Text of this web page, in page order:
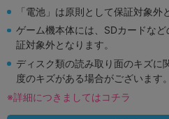
「電池」は原則として保証対象外
ゲーム機本体には、SDカードな
証対象外となります。
ディスク類の読み取り面のキズに
度のキズがある場合がございます。
※詳細につきましてはコチラ